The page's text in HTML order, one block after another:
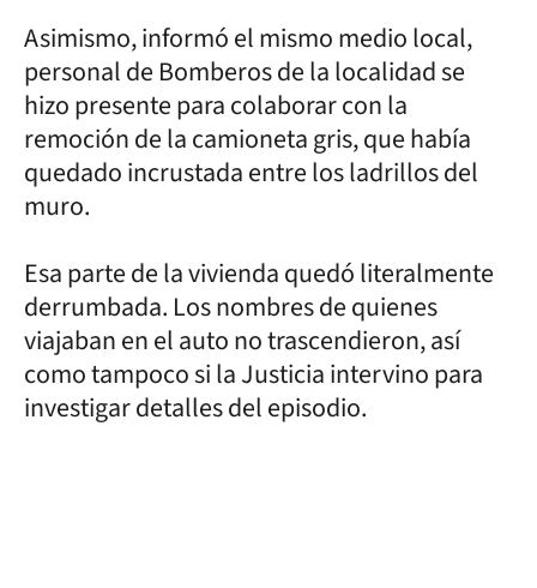
Asimismo, informó el mismo medio local,
personal de Bomberos de la localidad se
hizo presente para colaborar con la
remoción de la camioneta gris, que había
quedado incrustada entre los ladrillos del
muro.
Esa parte de la vivienda quedó literalmente
derrumbada. Los nombres de quienes
viajaban en el auto no trascendieron, así
como tampoco si la Justicia intervino para
investigar detalles del episodio.